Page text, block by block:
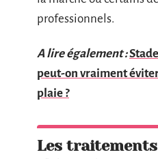
professionnels.
A lire également :
peut-on vraiment
plaie ?
Les